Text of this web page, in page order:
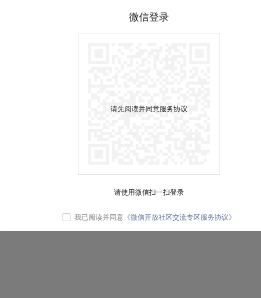
微信登录
请先阅读并同意服务协议
请使用微信扫一扫登录
我已阅读并同意 《微信开放社区交流专区服务协议》